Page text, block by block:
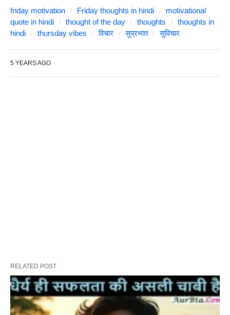
friday motivation Friday thoughts in hindi
motivational
quote in hindi
thought of the day thoughts
thoughts in
hindi
thursday vibes विचार सुप्रभात सुविचार
5 YEARS AGO
RELATED POST